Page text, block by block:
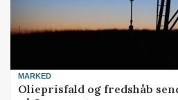
MARKED
Olieprisfald og fredshåb